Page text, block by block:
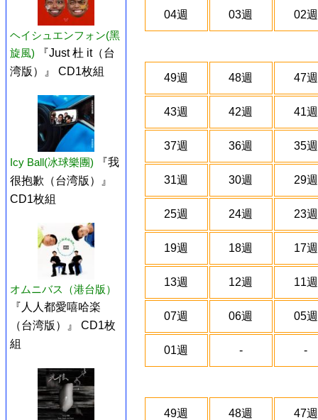
ヘイシュエンフォン(黑
旋風)
『Just 杜 it（台
湾版）』 CD1枚組
Icy Ball(冰球樂團)
『我
很抱歉（台湾版）』
CD1枚組
オムニバス（港台版）
『人人都愛嘻哈楽
（台湾版）』 CD1枚
組
04週 03週 02週
49週 48週 47週
43週 42週 41週
37週 36週 35週
31週 30週 29週
25週 24週 23週
19週 18週 17週
13週 12週 11週
07週 06週 05週
01週 - -
49週 48週 47週